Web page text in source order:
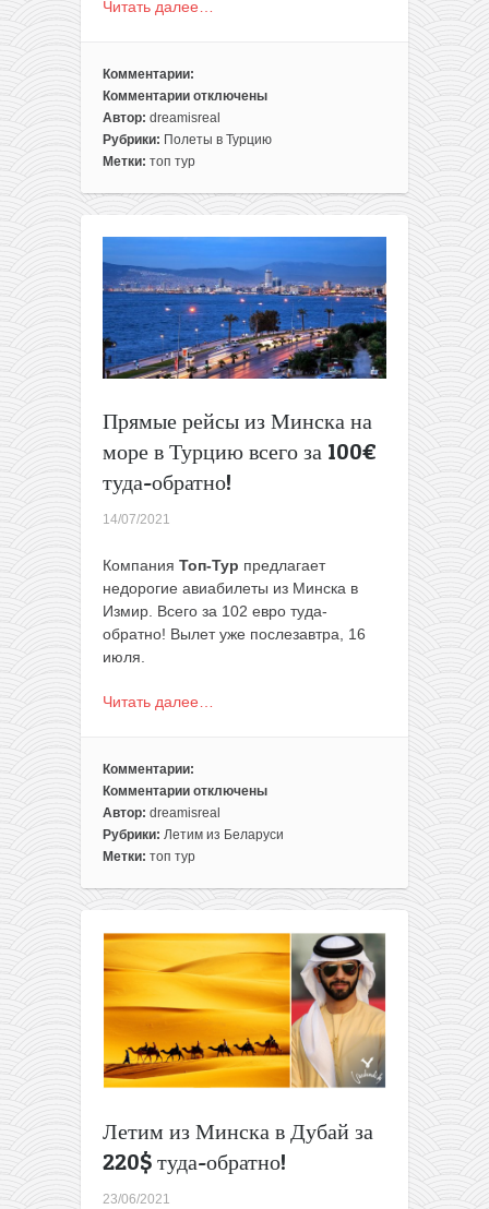
Читать далее…
Комментарии:
Комментарии
к
записи
Прямые
море
в
Турцию
всего
за
150€
обратно!
отключены
Автор: dreamisreal
Рубрики: Полеты в Турцию
Метки: топ тур
Прямые рейсы из Минска на
море в Турцию всего за 100€
туда-обратно!
14/07/2021
Компания Топ-Тур предлагает
недорогие авиабилеты из Минска в
Измир. Всего за 102 евро туда-
обратно! Вылет уже послезавтра, 16
июля.
Читать далее…
Комментарии:
Комментарии
к
записи
Прямые
из
на
море
Турцию
100€
отключены
Автор: dreamisreal
Рубрики: Летим из Беларуси
Метки: топ тур
Летим из Минска в Дубай за
220$ туда-обратно!
23/06/2021